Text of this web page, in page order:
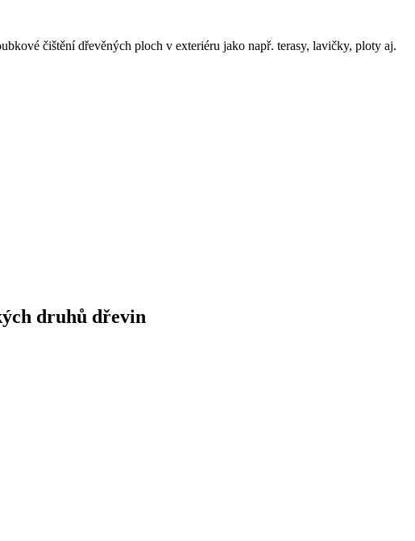
čištění dřevěných ploch v exteriéru jako např. terasy, lavičky, ploty aj.
druhů dřevin